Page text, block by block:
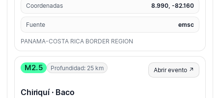
Coordenadas 8.990, -82.160
Fuente emsc
PANAMA-COSTA RICA BORDER REGION
M2.5 Profundidad: 25 km Abrir evento ↗
Chiriquí · Baco